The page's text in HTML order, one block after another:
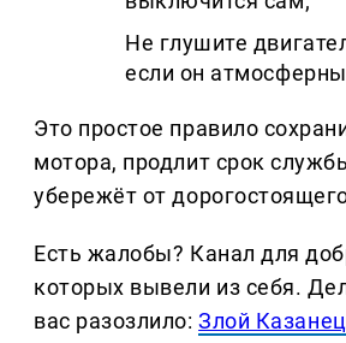
Не глушите
если он
Это простое правило
мотора, продлит срок
убережёт от
Есть жалобы? Канал для
которых вывели из себя.
вас разозлило:Злой Казанец